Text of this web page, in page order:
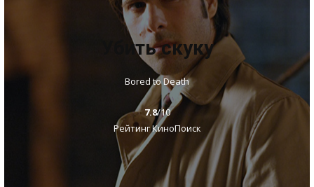
Убить скуку
Bored to Death
7.8/10
Рейтинг КиноПоиск